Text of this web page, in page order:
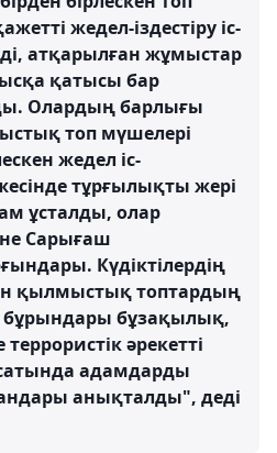
жедел-іздестіру іс-
атқарылған жұмыстар
қатысы бар
Олардың барлығы
топ мүшелері
жедел іс-
тұрғылықты жері
ұсталды, олар
Сарығаш
Күдіктілердің
қылмыстық топтардың
бұрындары бұзақылық,
әрекетті
адамдарды
анықталды", деді